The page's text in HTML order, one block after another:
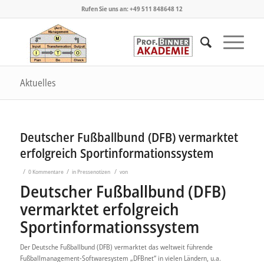
Rufen Sie uns an: +49 511 848648 12
Aktuelles
Deutscher Fußballbund (DFB) vermarktet
erfolgreich Sportinformationssystem
/ 0 Kommentare / in Pressenotizen / von
Deutscher Fußballbund (DFB)
vermarktet erfolgreich
Sportinformationssystem
Der Deutsche Fußballbund (DFB) vermarktet das weltweit führende
Fußballmanagement-Softwaresystem „DFBnet“ in vielen Ländern, u.a.